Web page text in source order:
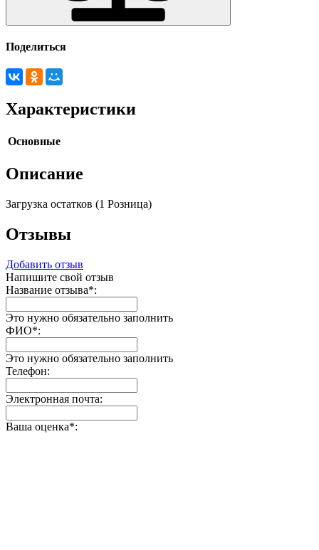
Поделиться
Характеристики
Основные
Описание
Загрузка остатков (1 Розница)
Отзывы
Добавить отзыв
Напишите свой отзыв
Название отзыва*:
Это нужно обязательно заполнить
ФИО*:
Это нужно обязательно заполнить
Телефон:
Электронная почта:
Ваша оценка*: